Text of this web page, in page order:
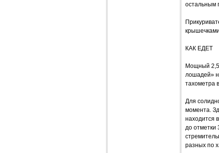
остальным
КАК ЕДЕТ
Мощный
лошадей»
тахометра
Для
момента.
находится
до отметки
разных по